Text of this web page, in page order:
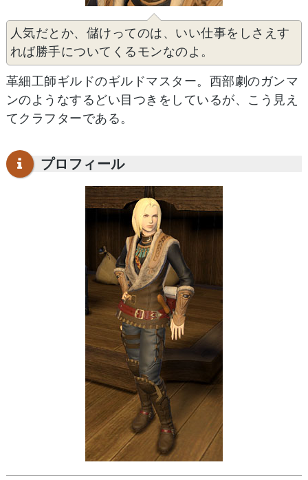
人気だとか、儲けってのは、いい仕事をしさえす
れば勝手についてくるモンなのよ。
革細工師ギルドのギルドマスター。西部劇のガンマ
ンのようなするどい目つきをしているが、こう見え
てクラフターである。
プロフィール